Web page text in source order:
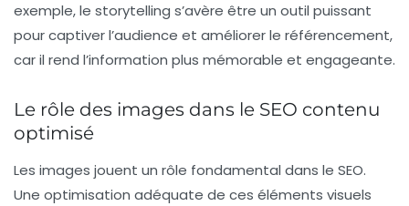
exemple, le storytelling s’avère être un outil puissant
pour captiver l’audience et améliorer le référencement,
car il rend l’information plus mémorable et engageante.
Le rôle des images dans le SEO contenu
optimisé
Les images jouent un rôle fondamental dans le SEO.
Une optimisation adéquate de ces éléments visuels